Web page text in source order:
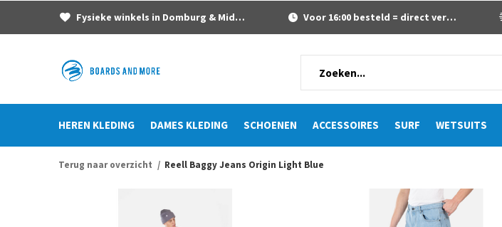
HEREN KLEDING DAMES KLEDING SCHOENEN ACCESSOIRES SURF WETSUITS
Fysieke winkels in Domburg & Middelburg Voor 16:00 besteld = direct verzonden
Terug naar overzicht Reell Baggy Jeans Origin Light Blue